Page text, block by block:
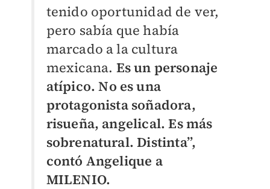
tenido oportunidad de ver,
pero sabía que había
marcado a la cultura
mexicana. Es un personaje
atípico. No es una
protagonista soñadora,
risueña, angelical. Es más
sobrenatural. Distinta”,
contó Angelique a
MILENIO.